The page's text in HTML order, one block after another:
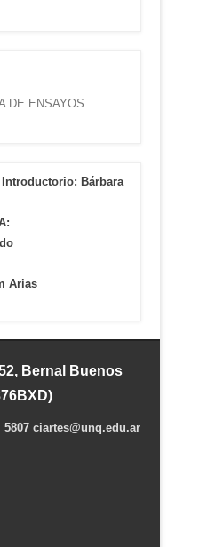
DE ENSAYOS
Bárbara
Arias
Bernal Buenos
5807 ciartes@unq.edu.ar